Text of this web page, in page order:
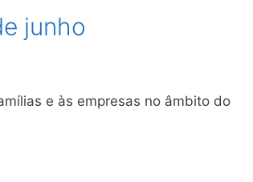
junho
e às empresas no âmbito do